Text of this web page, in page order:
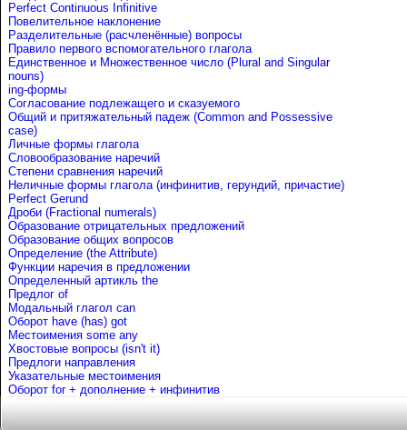
Perfect Continuous Infinitive
Повелительное наклонение
Разделительные (расчленённые) вопросы
Правило первого вспомогательного глагола
Единственное и Множественное число (Plural and Singular
nouns)
ing-формы
Согласование подлежащего и сказуемого
Общий и притяжательный падеж (Common and Possessive
case)
Личные формы глагола
Словообразование наречий
Степени сравнения наречий
Неличные формы глагола (инфинитив, герундий, причастие)
Perfect Gerund
Дроби (Fractional numerals)
Образование отрицательных предложений
Образование общих вопросов
Определение (the Attribute)
Функции наречия в предложении
Определенный артикль the
Предлог of
Mодальный глагол can
Оборот have (has) got
Местоимения some any
Хвостовые вопросы (isn't it)
Предлоги направления
Указательные местоимения
Оборот for + дополнение + инфинитив